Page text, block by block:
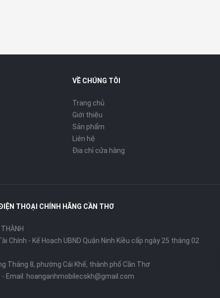
VỀ CHÚNG TÔI
Trang chủ
Giới thiệu
Sản phẩm
Liên hệ
Địa chỉ cửa hàng
THOẠI CHÍNH HÃNG CẦN THƠ
Chính - Kế Hoạch UBND Quận Ninh Kiều cấp ngày 25 tháng 02
Tháng 8, phường Cái Khế, thành phố Cần Thơ
- Email: hoanganhmobilecskh@gmail.com